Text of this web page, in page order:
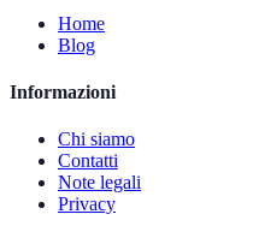
Home
Blog
Informazioni
Chi siamo
Contatti
Note legali
Privacy